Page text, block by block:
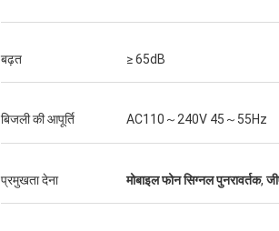
तेजी से शिपिंग और कोई समस्या नहीं
बढ़त ≥ 65dB
बिजली की आपूर्ति AC110～240V 45～55Hz
प्रमुखता देना मोबाइल फोन सिग्नल पुनरावर्तक,